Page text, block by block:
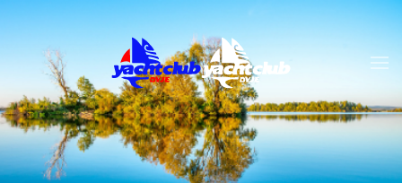
Skip to main content